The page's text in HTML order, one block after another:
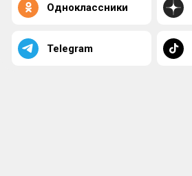
Одноклассники
Telegram